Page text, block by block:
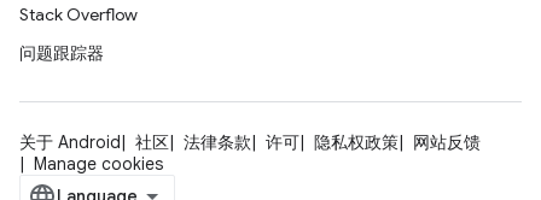
Stack Overflow
问题跟踪器
关于 Android 社区 法律条款 许可 隐私权政策
网站反馈
Manage cookies